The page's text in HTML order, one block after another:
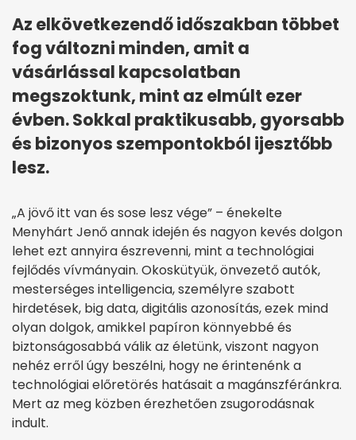
Az elkövetkezendő időszakban többet
fog változni minden, amit a
vásárlással kapcsolatban
megszoktunk, mint az elmúlt ezer
évben. Sokkal praktikusabb, gyorsabb
és bizonyos szempontokból ijesztőbb
lesz.
„A jövő itt van és sose lesz vége” – énekelte
Menyhárt Jenő annak idején és nagyon kevés dolgon
lehet ezt annyira észrevenni, mint a technológiai
fejlődés vívmányain. Okoskütyük, önvezető autók,
mesterséges intelligencia, személyre szabott
hirdetések, big data, digitális azonosítás, ezek mind
olyan dolgok, amikkel papíron könnyebbé és
biztonságosabbá válik az életünk, viszont nagyon
nehéz erről úgy beszélni, hogy ne érintenénk a
technológiai előretörés hatásait a magánszféránkra.
Mert az meg közben érezhetően zsugorodásnak
indult.